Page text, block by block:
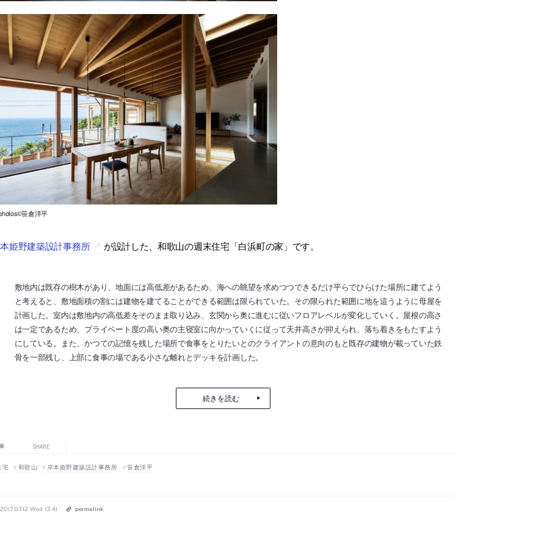
笹倉洋平
姫野建築設計事務所 が設計した、和歌山の週末住宅「白浜町の家」です。
敷地内は既存の樹木があり、地面には高低差があるため、海への眺望を求めつつできるだけ平らでひらけた場所に建てよう
と考えると、敷地面積の割には建物を建てることができる範囲は限られていた。その限られた範囲に地を這うように母屋を
計画した。室内は敷地内の高低差をそのまま取り込み、玄関から奥に進むに従いフロアレベルが変化していく。屋根の高さ
は一定であるため、プライベート度の高い奥の主寝室に向かっていくに従って天井高さが抑えられ、落ち着きをもたすよう
にしている。また、かつての記憶を残した場所で食事をとりたいとのクライアントの意向のもと既存の建物が載っていた鉄
骨を一部残し、上部に食事の場である小さな離れとデッキを計画した。
続きを読む
SHARE
宅 和歌山 岸本姫野建築設計事務所 笹倉洋平
2017.07.12 Wed 13:41 permalink